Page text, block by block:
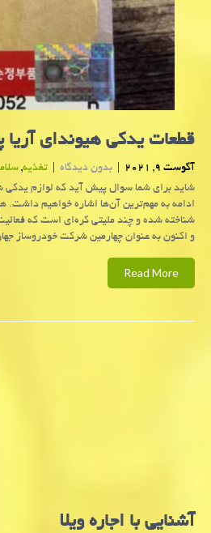
قطعات یدکی هیوندای آریا
آگوست 9, 2021 | بدون دیدگاه | تغذیه,
شاید برای شما سوال پیش آید که لوازم یدکی
ادامه به مهم‌ترین آن‌ها اشاره خواهیم داشت.
و اکنون به عنوان چهارمین شرکت خودروساز
Read More
آشنایی با اجاره ویلا